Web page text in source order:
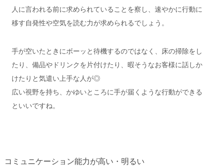
人に言われる前に求められていることを察し、速やかに行動に
移す自発性や空気を読む力が求められるでしょう。
手が空いたときにボーッと待機するのではなく、床の掃除をし
たり、備品やドリンクを片付けたり、暇そうなお客様に話しか
けたりと気遣い上手な人が◎
広い視野を持ち、かゆいところに手が届くような行動ができる
といいですね。
コミュニケーション能力が高い・明るい